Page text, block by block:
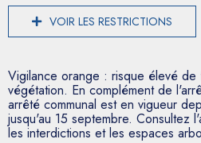
VOIR LES RESTRICTIONS
Vigilance orange : risque élevé
végétation. En complément de
arrêté communal est en vigueur
jusqu'au 15 septembre. Consultez
les interdictions et les espaces